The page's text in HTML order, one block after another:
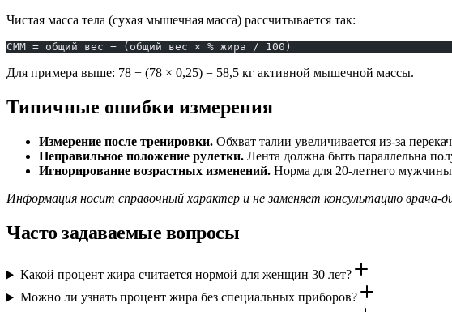
Чистая масса тела (сухая мышечная масса) рассчитывается так:
СММ = общий вес − (общий вес × % жира / 100)
Для примера выше: 78 − (78 × 0,25) = 58,5 кг активной мышечной массы.
Типичные ошибки измерения
Измерение после тренировки. Обхват талии увеличивается из-за
Неправильное положение рулетки. Лента должна быть параллельна
Игнорирование возрастных изменений. Норма для 20-летнего мужчины
Информация носит справочный характер и не заменяет консультацию врача-
Часто задаваемые вопросы
Какой процент жира считается нормой для женщин 30 лет?
Можно ли узнать процент жира без специальных приборов?